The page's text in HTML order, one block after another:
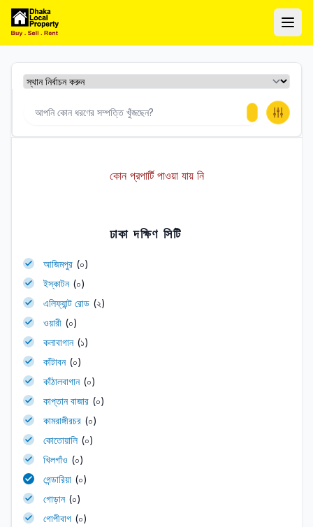
ঢাকা লোকাল প্রপার্টি
কোন প্রপার্টি পাওয়া যায় নি
ঢাকা দক্ষিণ সিটি
আজিমপুর (০)
ইস্কাটন (০)
এলিফ্যান্ট রোড (২)
ওয়ারী (০)
কলাবাগান (১)
কাঁটাবন (০)
কাঁঠালবাগান (০)
কাপ্তান বাজার (০)
কামরাঙ্গীরচর (০)
কোতোয়ালি (০)
খিলগাঁও (০)
গেন্ডারিয়া (০)
গোড়ান (০)
গোপীবাগ (০)